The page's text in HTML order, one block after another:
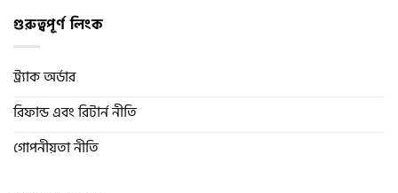
গুরুত্বপূর্ণ লিংক
ট্র্যাক অর্ডার
রিফান্ড এবং রিটার্ন নীতি
গোপনীয়তা নীতি